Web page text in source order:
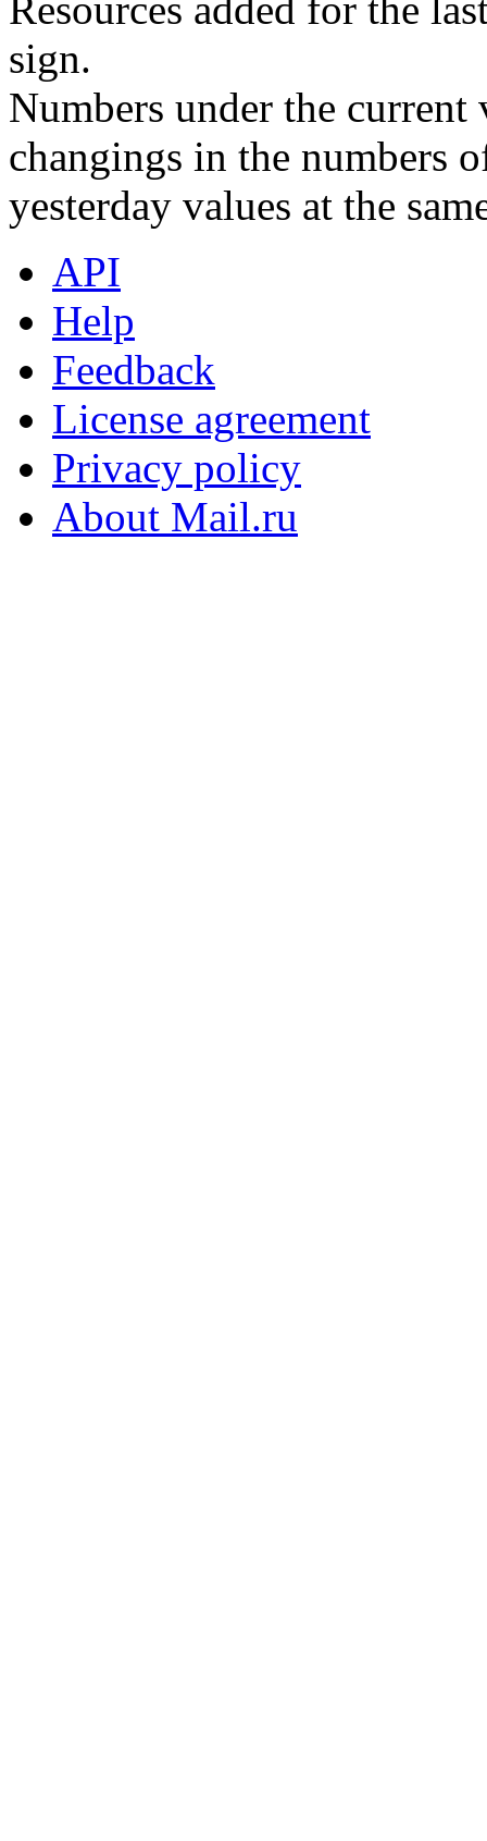
sign.
Numbers under the
changings in the numbers
yesterday values at the
API
Help
Feedback
License agreement
Privacy policy
About Mail.ru